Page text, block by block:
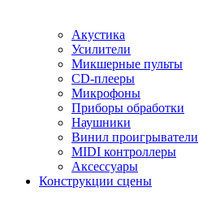
Акустика
Усилители
Микшерные пульты
CD-плееры
Микрофоны
Приборы обработки
Наушники
Винил проигрыватели
MIDI контроллеры
Аксессуары
Конструкции сцены